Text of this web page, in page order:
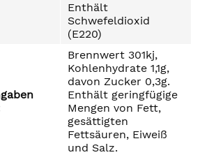
Enthält
Schwefeldioxid
(E220)
Brennwert 301kj,
Kohlenhydrate 1,1g,
davon Zucker 0,3g.
Enthält geringfügige
Mengen von Fett,
gesättigten
Fettsäuren, Eiweiß
und Salz.